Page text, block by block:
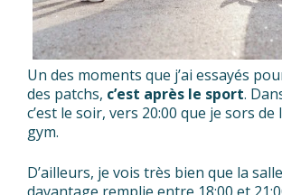
Un des moments que j’ai essayés
des patchs, c’est après le sport.
c’est le soir, vers 20:00 que je sors de
gym.
D’ailleurs, je vois très bien que la